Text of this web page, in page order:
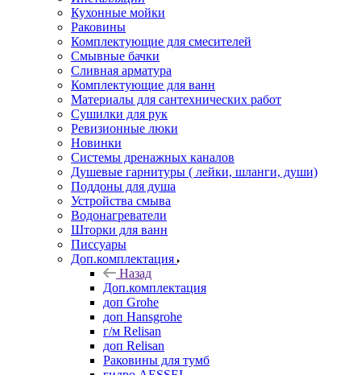
Кухонные мойки
Раковины
Комплектующие для смесителей
Смывные бачки
Сливная арматура
Комплектующие для ванн
Материалы для сантехнических работ
Сушилки для рук
Ревизионные люки
Новинки
Системы дренажных каналов
Душевые гарнитуры ( лейки, шланги, души)
Поддоны для душа
Устройства смыва
Водонагреватели
Шторки для ванн
Писсуары
Доп.комплектация
Назад
Доп.комплектация
доп Grohe
доп Hansgrohe
г/м Relisan
доп Relisan
Раковины для тумб